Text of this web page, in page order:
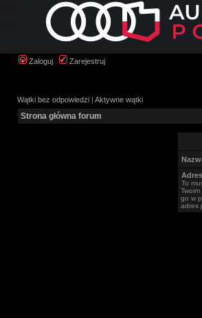
Zaloguj Zarejestruj
Wątki bez odpowiedzi | Aktywne wątki
Strona główna forum
To
go w
adres